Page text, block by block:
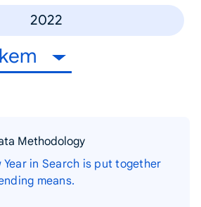
2022
Methodology
Year in Search is put together
means.